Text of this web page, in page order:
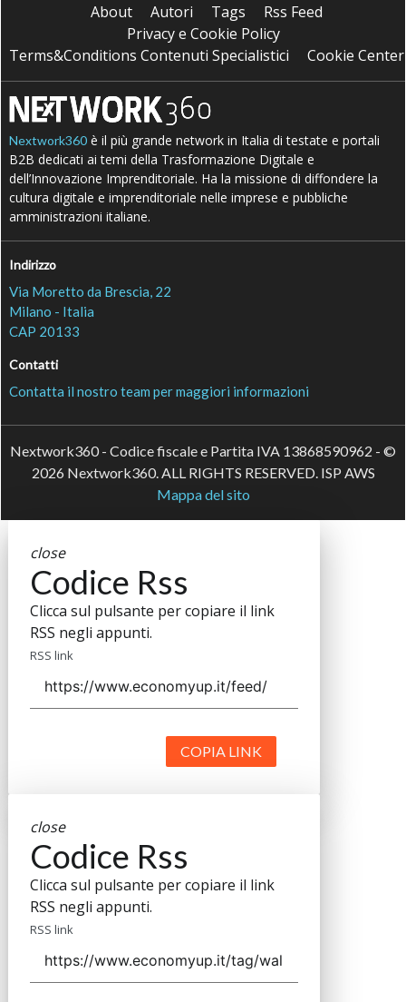
About Autori Tags
Rss Feed
Privacy e Cookie Policy
Terms&Conditions Contenuti Specialistici
Cookie Center
Nextwork360 è il più grande network in Italia di testate e portali
B2B dedicati ai temi della Trasformazione Digitale e
dell’Innovazione Imprenditoriale. Ha la missione di diffondere la
cultura digitale e imprenditoriale nelle imprese e pubbliche
amministrazioni italiane.
Indirizzo
Via Moretto da Brescia, 22
Milano - Italia
CAP 20133
Contatti
Contatta il nostro team per maggiori informazioni
Nextwork360 - Codice fiscale e Partita IVA 13868590962 - ©
2026 Nextwork360. ALL RIGHTS RESERVED. ISP AWS
Mappa del sito
close
Codice Rss
Clicca sul pulsante per copiare il link
RSS negli appunti.
RSS link
COPIA LINK
close
Codice Rss
Clicca sul pulsante per copiare il link
RSS negli appunti.
RSS link